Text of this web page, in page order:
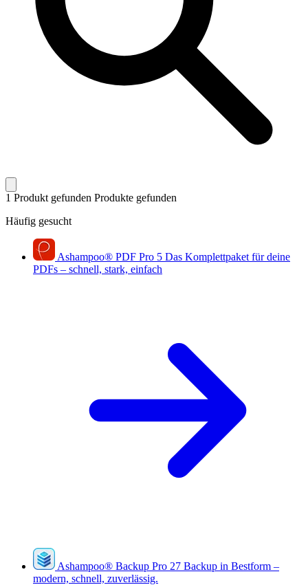
1 Produkt gefunden Produkte gefunden
Häufig gesucht
Ashampoo® PDF Pro 5 Das Komplettpaket für deine
PDFs – schnell, stark, einfach
Ashampoo® Backup Pro 27 Backup in Bestform –
modern, schnell, zuverlässig.